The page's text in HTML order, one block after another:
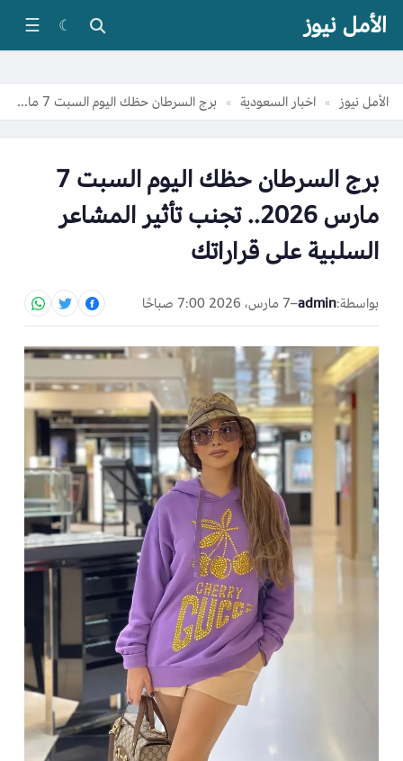
الأمل نيوز ☾
☰
الأمل نيوز » اخبار السعودية » برج السرطان حظك اليوم السبت 7 مارس 2026.. تجنب تأثير المشاعر السلبية على قراراتك
برج السرطان حظك اليوم السبت 7
مارس 2026.. تجنب تأثير المشاعر
السلبية على قراراتك
بواسطة:admin
–7 مارس، 2026 7:00 صباحًا